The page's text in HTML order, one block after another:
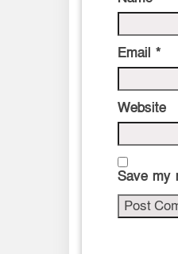
Email *
Website
Save my